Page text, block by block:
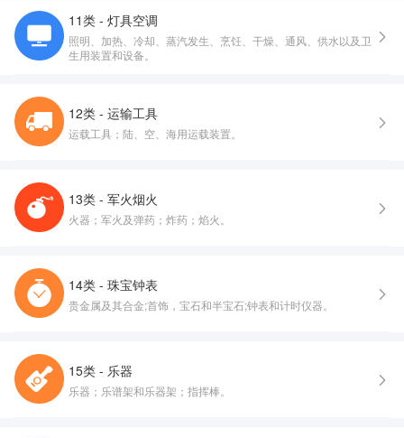
11类 - 灯具空调
照明、加热、冷却、蒸汽发生、烹饪、干燥、通风、供水以及卫
生用装置和设备。
12类 - 运输工具
运载工具；陆、空、海用运载装置。
13类 - 军火烟火
火器；军火及弹药；炸药；焰火。
14类 - 珠宝钟表
贵金属及其合金;首饰，宝石和半宝石;钟表和计时仪器。
15类 - 乐器
乐器；乐谱架和乐器架；指挥棒。